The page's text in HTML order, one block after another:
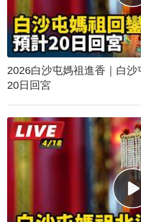
2026白沙屯媽祖進香｜白
20日回宮